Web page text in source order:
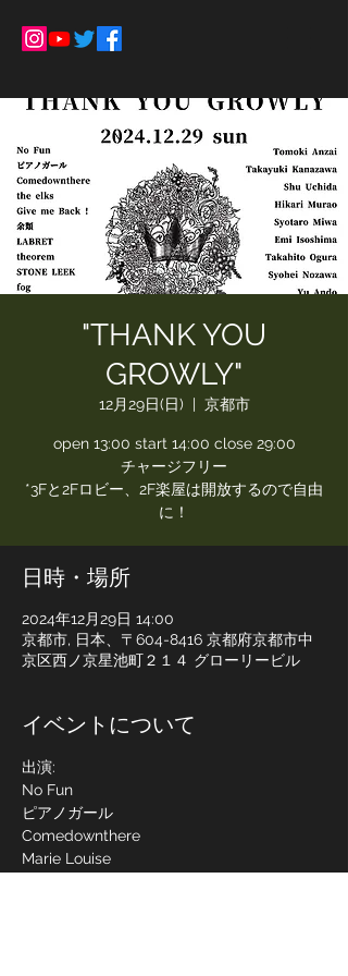
"THANK YOU
GROWLY"
12月29日(日)
  |
京都市
open 13:00 start 14:00 close 29:00
チャージフリー
*3Fと2Fロビー、2F楽屋は開放するので自由
に！
日時・場所
2024年12月29日 14:00
京都市, 日本、〒604-8416 京都府京都市中
京区西ノ京星池町２１４ グローリービル
イベントについて
出演:
No Fun
ピアノガール
Comedownthere
Marie Louise